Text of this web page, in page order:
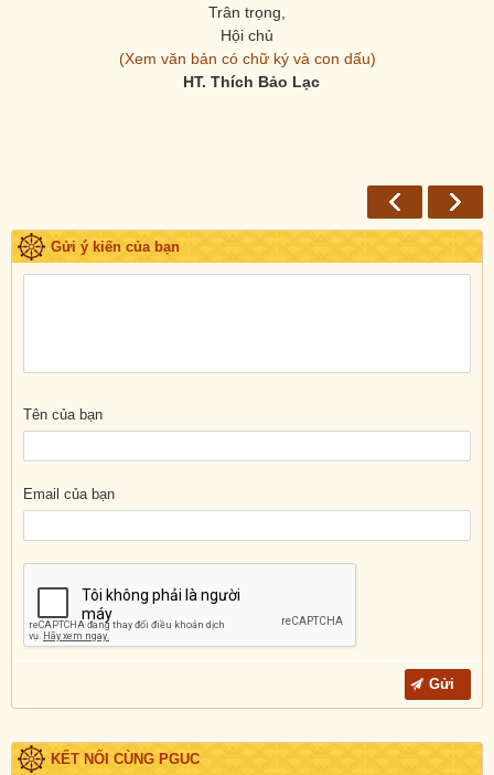
Trân trọng,
Hội chủ
(Xem văn bản có chữ ký và con dấu)
HT. Thích Bảo Lạc
Gửi ý kiến của bạn
Tên của bạn
Email của bạn
KẾT NỐI CÙNG PGUC